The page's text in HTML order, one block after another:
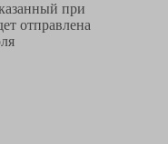
при
отправлена